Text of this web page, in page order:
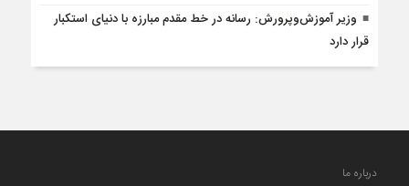
وزیر آموزش‌وپرورش: رسانه در خط مقدم مبارزه با دنیای استکبار
قرار دارد
درباره ما